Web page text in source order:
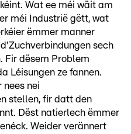
Wat ee méi wäit am
méi Industrië gëtt, wat
ëmmer manner
sech
Fir dësem Problem
Léisungen ze fannen.
nees nei
stellen, fir datt den
Dëst natierlech ëmmer
Weider verännert